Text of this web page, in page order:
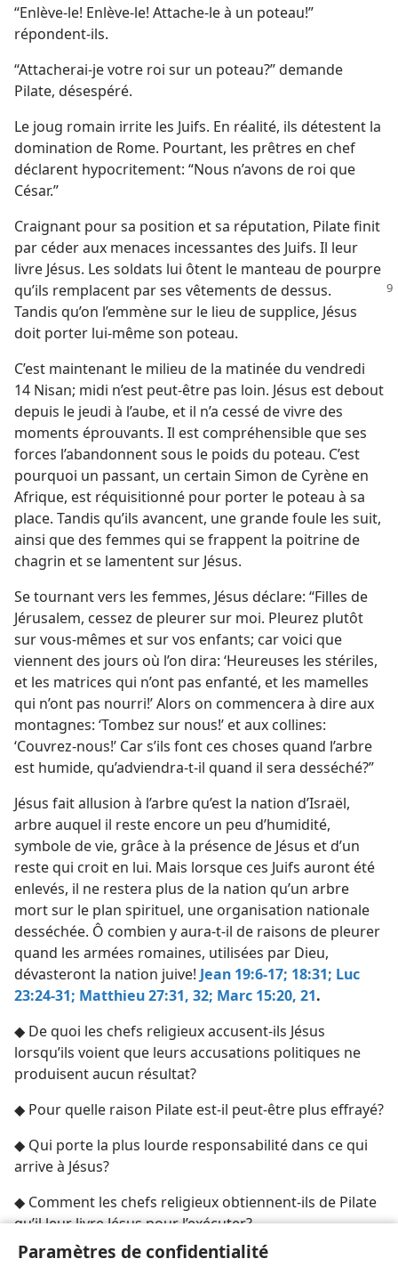
Paramètres de confidentialité
“Enlève-​le! Enlève-​le! Attache-​le à un poteau!”
répondent-​ils.
“Attacherai-​je votre roi sur un poteau?” demande
Pilate, désespéré.
Le joug romain irrite les Juifs. En réalité, ils détestent la
domination de Rome. Pourtant, les prêtres en chef
déclarent hypocritement: “Nous n’avons de roi que
César.”
Craignant pour sa position et sa réputation, Pilate finit
par céder aux menaces incessantes des Juifs. Il leur
livre Jésus. Les soldats lui ôtent le manteau de pourpre
qu’ils remplacent par ses vêtements de dessus.
Tandis qu’on l’emmène sur le lieu de supplice, Jésus
doit porter lui-​même son poteau.
C’est maintenant le milieu de la matinée du vendredi
14 Nisan; midi n’est peut-être pas loin. Jésus est debout
depuis le jeudi à l’aube, et il n’a cessé de vivre des
moments éprouvants. Il est compréhensible que ses
forces l’abandonnent sous le poids du poteau. C’est
pourquoi un passant, un certain Simon de Cyrène en
Afrique, est réquisitionné pour porter le poteau à sa
place. Tandis qu’ils avancent, une grande foule les suit,
ainsi que des femmes qui se frappent la poitrine de
chagrin et se lamentent sur Jésus.
Se tournant vers les femmes, Jésus déclare: “Filles de
Jérusalem, cessez de pleurer sur moi. Pleurez plutôt
sur vous-​mêmes et sur vos enfants; car voici que
viennent des jours où l’on dira: ‘Heureuses les stériles,
et les matrices qui n’ont pas enfanté, et les mamelles
qui n’ont pas nourri!’ Alors on commencera à dire aux
montagnes: ‘Tombez sur nous!’ et aux collines:
‘Couvrez-​nous!’ Car s’ils font ces choses quand l’arbre
est humide, qu’adviendra-​t-​il quand il sera desséché?”
Jésus fait allusion à l’arbre qu’est la nation d’Israël,
arbre auquel il reste encore un peu d’humidité,
symbole de vie, grâce à la présence de Jésus et d’un
reste qui croit en lui. Mais lorsque ces Juifs auront été
enlevés, il ne restera plus de la nation qu’un arbre
mort sur le plan spirituel, une organisation nationale
desséchée. Ô combien y aura-​t-​il de raisons de pleurer
quand les armées romaines, utilisées par Dieu,
dévasteront la nation juive! Jean 19:6-17; 18:31; Luc
23:24-31; Matthieu 27:31, 32; Marc 15:20, 21.
◆ De quoi les chefs religieux accusent-​ils Jésus
lorsqu’ils voient que leurs accusations politiques ne
produisent aucun résultat?
◆ Pour quelle raison Pilate est-​il peut-être plus effrayé?
◆ Qui porte la plus lourde responsabilité dans ce qui
arrive à Jésus?
◆ Comment les chefs religieux obtiennent-​ils de Pilate
qu’il leur livre Jésus pour l’exécuter?
◆ Que dit Jésus aux femmes qui pleurent sur lui, et que